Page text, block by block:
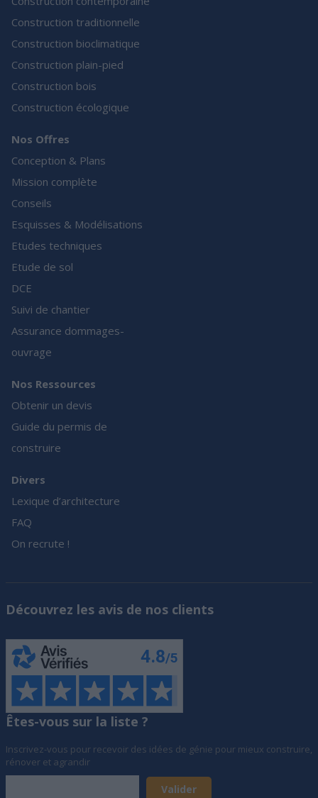
Construction traditionnelle
Construction bioclimatique
Construction plain-pied
Construction bois
Construction écologique
Nos Offres
Conception & Plans
Mission complète
Conseils
Esquisses & Modélisations
Etudes techniques
Etude de sol
DCE
Suivi de chantier
Assurance dommages-
ouvrage
Nos Ressources
Obtenir un devis
Guide du permis de
construire
Divers
Lexique d’architecture
FAQ
On recrute !
Découvrez les avis de nos clients
Êtes-vous sur la liste ?
Inscrivez-vous pour recevoir des idées de génie pour mieux construire,
rénover et agrandir